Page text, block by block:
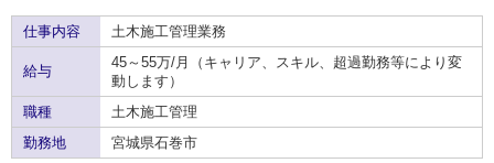
仕事内容 土木施工管理業務
給与
45～55万/月（キャリア、スキル、超過勤務等により変
動します）
職種
土木施工管理
勤務地
宮城県石巻市